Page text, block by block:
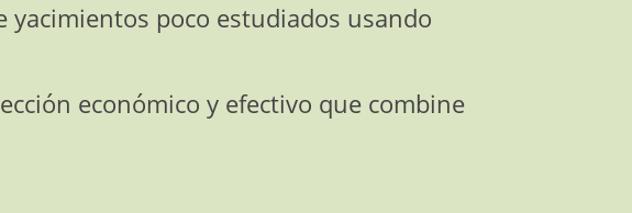
poco estudiados usando
económico y efectivo que combine